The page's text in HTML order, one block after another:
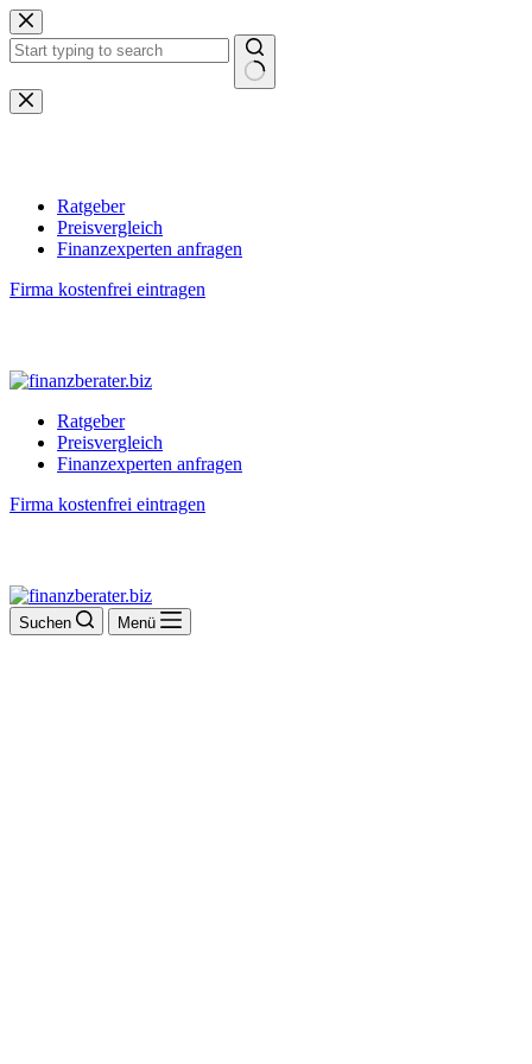
Zum
Inhalt
springen
Keine
Ergebnisse
Ratgeber
Preisvergleich
Finanzexperten anfragen
Firma kostenfrei eintragen
Ratgeber
Preisvergleich
Finanzexperten anfragen
Firma kostenfrei eintragen
Suchen Menü